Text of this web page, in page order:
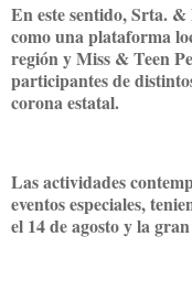
En este sentido, Srta.
como una plataforma
región y Miss & Teen
participantes de
corona estatal.
Las actividades
eventos especiales,
el 14 de agosto y la